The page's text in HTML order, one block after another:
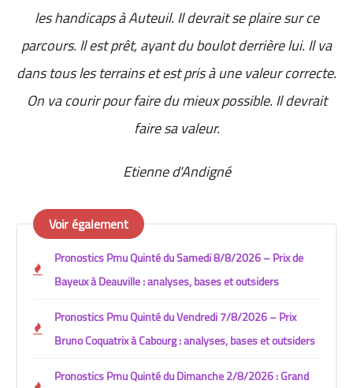
les handicaps à Auteuil. Il devrait se plaire sur ce
parcours. Il est prêt, ayant du boulot derrière lui. Il va
dans tous les terrains et est pris à une valeur correcte.
On va courir pour faire du mieux possible. Il devrait
faire sa valeur.
Etienne d'Andigné
Voir également
Pronostics Pmu Quinté du Samedi 8/8/2026 – Prix de
Bayeux à Deauville : analyses, bases et outsiders
Pronostics Pmu Quinté du Vendredi 7/8/2026 – Prix
Bruno Coquatrix à Cabourg : analyses, bases et outsiders
Pronostics Pmu Quinté du Dimanche 2/8/2026 : Grand